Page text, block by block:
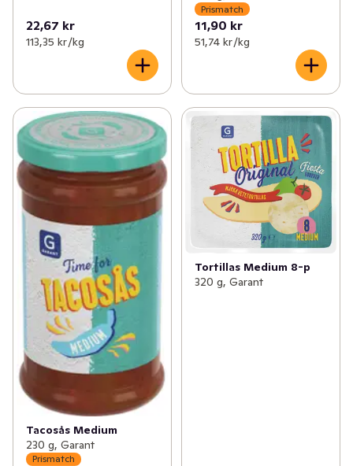
22,67 kr
113,35 kr /kg
Prismatch
11,90 kr
51,74 kr /kg
Tacosås Medium
230 g, Garant
Prismatch
Tortillas Medium 8-p
320 g, Garant